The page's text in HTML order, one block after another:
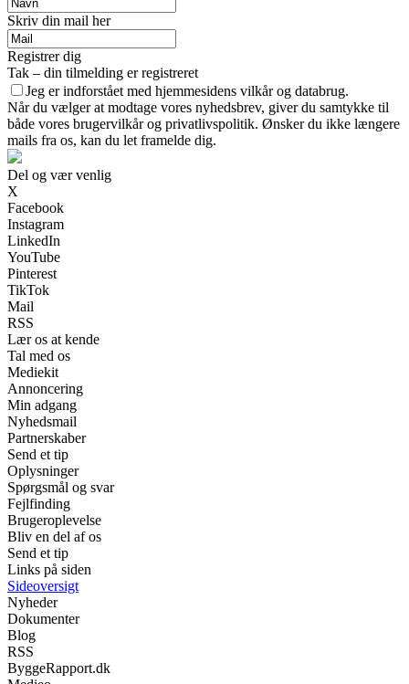
Skriv din mail her
Registrer dig
Tak – din tilmelding er registreret
Jeg er indforstået med hjemmesidens vilkår og databrug.
Når du vælger at modtage vores nyhedsbrev, giver du samtykke til
både vores brugervilkår og privatlivspolitik. Ønsker du ikke længere
mails fra os, kan du let framelde dig.
Del og vær venlig
X
Facebook
Instagram
LinkedIn
YouTube
Pinterest
TikTok
Mail
RSS
Lær os at kende
Tal med os
Mediekit
Annoncering
Min adgang
Nyhedsmail
Partnerskaber
Send et tip
Oplysninger
Spørgsmål og svar
Fejlfinding
Brugeroplevelse
Bliv en del af os
Send et tip
Links på siden
Sideoversigt
Nyheder
Dokumenter
Blog
RSS
ByggeRapport.dk